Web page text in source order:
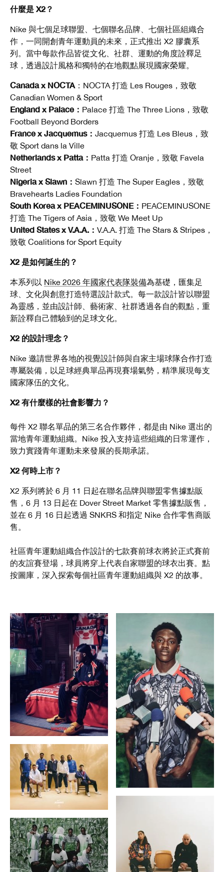
什麼是 X2？
Nike 與七個足球聯盟、七個聯名品牌、七個社區組織合
作，一同開創青年運動員的未來，正式推出 X2 膠囊系
列。當中每款作品皆從文化、社群、運動的角度詮釋足
球，透過設計風格和獨特的在地觀點展現國家榮耀。
Canada x NOCTA ：NOCTA 打造 Les Rouges，致敬
Canadian Women & Sport
England x Palace： Palace 打造 The Three Lions，致敬
Football Beyond Borders
France x Jacquemus： Jacquemus 打造 Les Bleus，致
敬 Sport dans la Ville
Netherlands x Patta： Patta 打造 Oranje，致敬 Favela
Street
Nigeria x Slawn： Slawn 打造 The Super Eagles，致敬
Bravehearts Ladies Foundation
South Korea x PEACEMINUSONE： PEACEMINUSONE
打造 The Tigers of Asia，致敬 We Meet Up
United States x V.A.A.： V.A.A. 打造 The Stars & Stripes，
致敬 Coalitions for Sport Equity
X2 是如何誕生的？
本系列以 Nike 2026 年國家代表隊裝備為基礎，匯集足
球、文化與創意打造特選設計款式。每一款設計皆以聯盟
為靈感，並由設計師、藝術家、社群透過各自的觀點，重
新詮釋自己體驗到的足球文化。
X2 的設計理念？
Nike 邀請世界各地的視覺設計師與自家主場球隊合作打造
專屬裝備，以足球經典單品再現賽場氣勢，精準展現每支
國家隊伍的文化。
X2 有什麼樣的社會影響力？
每件 X2 聯名單品的第三名合作夥伴，都是由 Nike 選出的
當地青年運動組織。Nike 投入支持這些組織的日常運作，
致力實踐青年運動未來發展的長期承諾。
X2 何時上市？
X2 系列將於 6 月 11 日起在聯名品牌與聯盟零售據點販
售，6 月 13 日起在 Dover Street Market 零售據點販售，
並在 6 月 16 日起透過 SNKRS 和指定 Nike 合作零售商販
售。
社區青年運動組織合作設計的七款賽前球衣將於正式賽前
的友誼賽登場，球員將穿上代表自家聯盟的球衣出賽。點
按圖庫，深入探索每個社區青年運動組織與 X2 的故事。